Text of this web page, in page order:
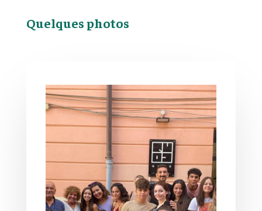
Quelques photos